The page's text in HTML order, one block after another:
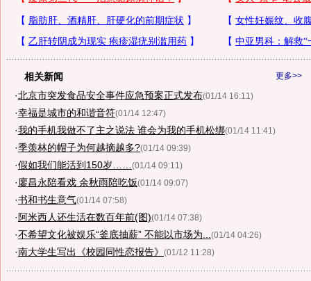
更多>>
相关新闻
·北京市突发食品安全事件应急预案正式发布(01/14 16:11)
·幸福是城市的和谐音符(01/14 12:47)
·我的手机我做不了主之说法 谁会为我的手机松绑(01/14 11:41)
·季羡林的帽子为何越摘越多?(01/14 09:39)
·假如我们能活到150岁…… (01/14 09:11)
·廖昌永陪看戏 余秋雨陪吃饭(01/14 09:07)
·书和书生意气(01/14 07:58)
· 阿米西人还生活在数百年前(图)(01/14 07:38)
·不希望文化被娱乐“釜底抽薪” 不能以市场为... (01/14 04:26)
·南大学生写出《校园同性恋报告》 (01/12 11:28)